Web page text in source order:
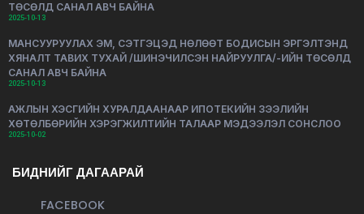
ТӨСӨЛД САНАЛ АВЧ БАЙНА
2025-10-13
МАНСУУРУУЛАХ ЭМ, СЭТГЭЦЭД НӨЛӨӨТ БОДИСЫН ЭРГЭЛТЭНД
ХЯНАЛТ ТАВИХ ТУХАЙ /ШИНЭЧИЛСЭН НАЙРУУЛГА/-ИЙН ТӨСӨЛД
САНАЛ АВЧ БАЙНА
2025-10-13
АЖЛЫН ХЭСГИЙН ХУРАЛДААНААР ИПОТЕКИЙН ЗЭЭЛИЙН
ХӨТӨЛБӨРИЙН ХЭРЭГЖИЛТИЙН ТАЛААР МЭДЭЭЛЭЛ СОНСЛОО
2025-10-02
БИДНИЙГ ДАГААРАЙ
FACEBOOK